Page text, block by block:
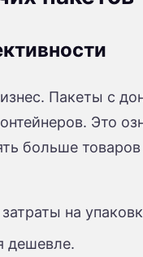
Пакеты с
Это
больше
на
дешевле.